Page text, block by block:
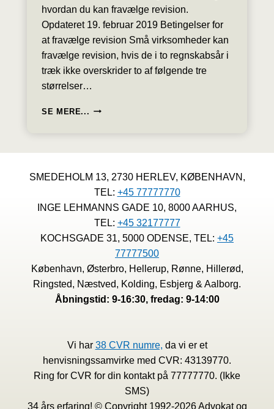
hvordan du kan fravælge revision.
Opdateret 19. februar 2019 Betingelser for
at fravælge revision Små virksomheder kan
fravælge revision, hvis de i to regnskabsår i
træk ikke overskrider to af følgende tre
størrelser…
SE MERE... BETINGELSE
SMEDEHOLM 13, 2730 HERLEV, KØBENHAVN,
TEL: +45 77777770
INGE LEHMANNS GADE 10, 8000 AARHUS,
TEL: +45 32177777
KOCHSGADE 31, 5000 ODENSE, TEL: +45
77777500
København, Østerbro, Hellerup, Rønne, Hillerød,
Ringsted, Næstved, Kolding, Esbjerg & Aalborg.
Åbningstid: 9-16:30, fredag: 9-14:00
Vi har 38 CVR numre, da vi er et
henvisningssamvirke med CVR: 43139770.
Ring for CVR for din kontakt på 77777770. (Ikke
SMS)
34 års erfaring! © Copyright 1992-2026 Advokat og